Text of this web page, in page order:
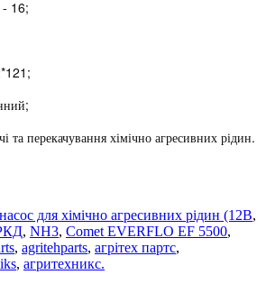
16;
та перекачування хімічно агресивних рідин.
для хімічно агресивних рідин (12В,
, NH3, Comet EVERFLO EF 5500,
, agritehparts, агрітех партс,
, агритехникс.